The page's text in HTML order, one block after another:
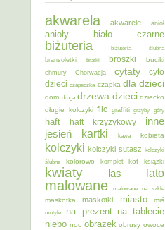
akwarela akwarele anioł
anioły biało czarne
biżuteria
biżuteria ślubna
bransoletki
bratki broszki buciki
chmury Chorwacja cytaty
cyto
dzieci czapeczka czapka dla dzieci
dom droga drzewa dzieci dziecko
długie kolczyki filc graffiti grzyby góry
haft haft krzyżykowy inne
jesień kartki kawa kobieta
kolczyki kolczyki sutasz kolczyki
ślubne
kolorowo komplet kot książki
kwiaty las lato
malowane malowane na szkle
maskotka maskotki miasto miś
motyle na prezent na tablecie
niebo noc obrazek obrusy owoce